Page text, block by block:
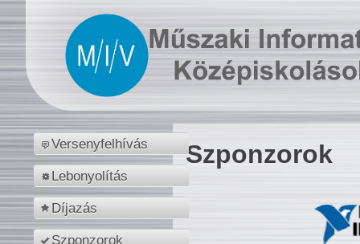
Versenyfelhívás
Lebonyolítás
Díjazás
Szponzorok
Szponzorok